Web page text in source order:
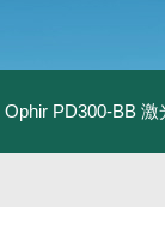
Ophir PD300-BB